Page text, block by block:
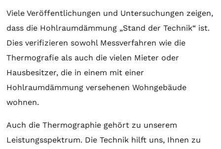
Viele Veröffentlichungen und Untersuchungen zeigen,
dass die Hohlraumdämmung „Stand der Technik“ ist.
Dies verifizieren sowohl Messverfahren wie die
Thermografie als auch die vielen Mieter oder
Hausbesitzer, die in einem mit einer
Hohlraumdämmung versehenen Wohngebäude
wohnen.
Auch die Thermographie gehört zu unserem
Leistungsspektrum. Die Technik hilft uns, Ihnen zu